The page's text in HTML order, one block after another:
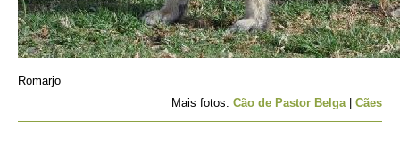
Romarjo
Mais fotos: Cão de Pastor Belga| Cães